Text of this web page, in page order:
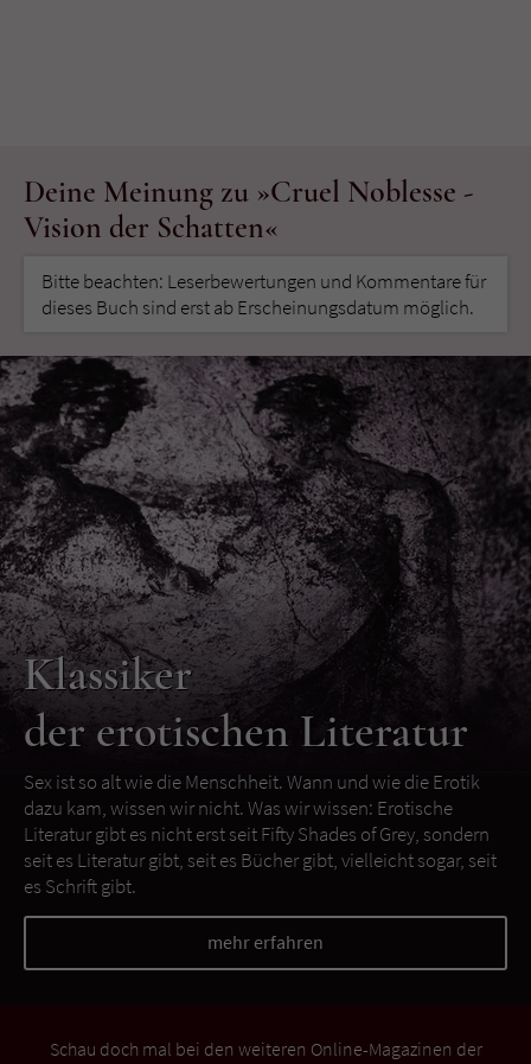
Deine Meinung zu »Cruel Noblesse -
Vision der Schatten«
Bitte beachten: Leserbewertungen und Kommentare für
dieses Buch sind erst ab Erscheinungsdatum möglich.
Klassiker
der erotischen Literatur
Sex ist so alt wie die Menschheit. Wann und wie die Erotik
dazu kam, wissen wir nicht. Was wir wissen: Erotische
Literatur gibt es nicht erst seit Fifty Shades of Grey, sondern
seit es Literatur gibt, seit es Bücher gibt, vielleicht sogar, seit
es Schrift gibt.
mehr erfahren
Schau doch mal bei den weiteren Online-Magazinen der